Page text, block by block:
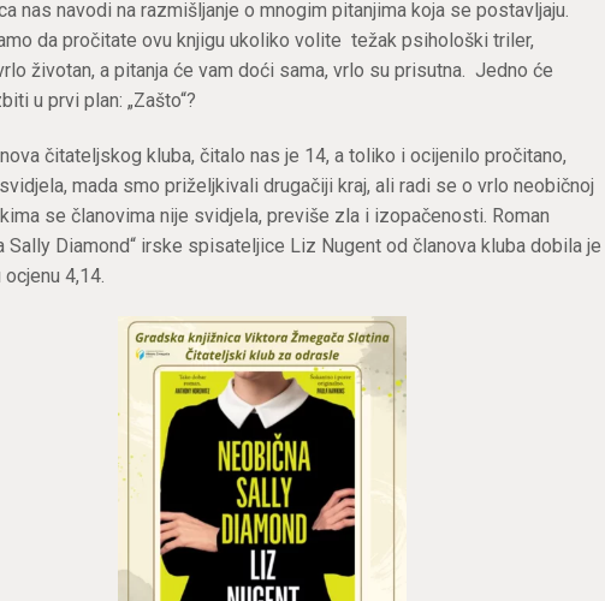
nas navodi na razmišljanje o mnogim pitanjima koja se postavljaju.
da pročitate ovu knjigu ukoliko volite težak psihološki triler,
životan, a pitanja će vam doći sama, vrlo su prisutna. Jedno će
u prvi plan: „Zašto“?
čitateljskog kluba, čitalo nas je 14, a toliko i ocijenilo pročitano,
mada smo priželjkivali drugačiji kraj, ali radi se o vrlo neobičnoj
se članovima nije svidjela, previše zla i izopačenosti. Roman
Sally Diamond“ irske spisateljice Liz Nugent od članova kluba dobila je
4,14.